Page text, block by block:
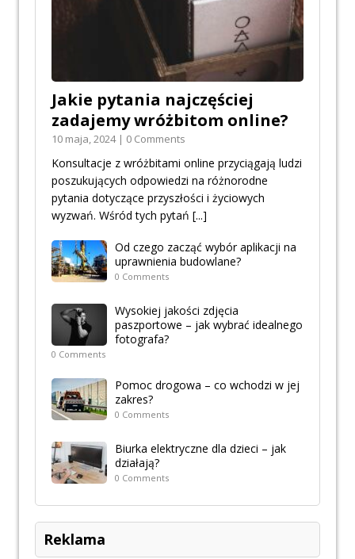
Jakie pytania najczęściej
zadajemy wróżbitom online?
10 maja, 2024 | 0 Comments
Konsultacje z wróżbitami online przyciągają ludzi
poszukujących odpowiedzi na różnorodne
pytania dotyczące przyszłości i życiowych
wyzwań. Wśród tych pytań [...]
Od czego zacząć wybór aplikacji na
uprawnienia budowlane?
0 Comments
Wysokiej jakości zdjęcia
paszportowe – jak wybrać idealnego
fotografa?
0 Comments
Pomoc drogowa – co wchodzi w jej
zakres?
0 Comments
Biurka elektryczne dla dzieci – jak
działają?
0 Comments
Reklama